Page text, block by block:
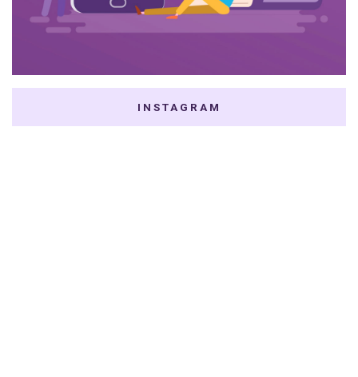
INSTAGRAM